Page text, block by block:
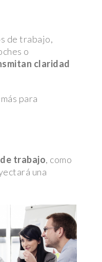
de trabajo,
o
claridad
para
trabajo, como
una